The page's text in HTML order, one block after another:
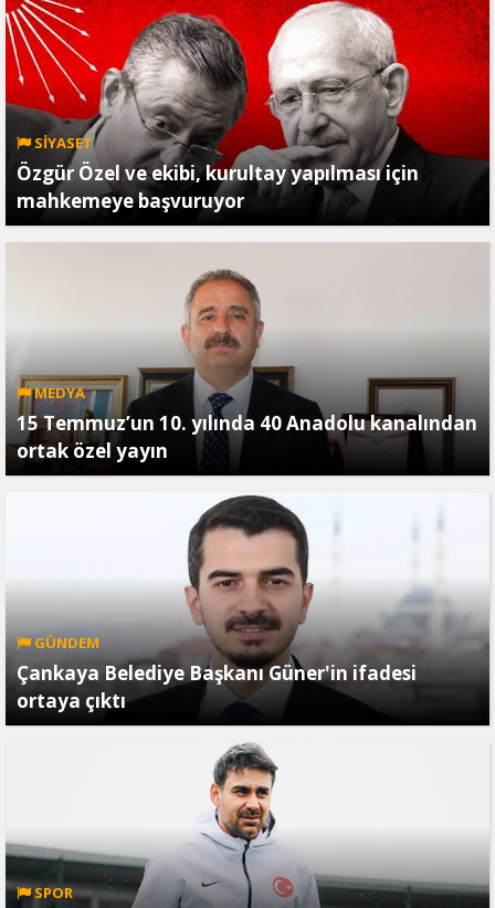
SİYASET
Özgür Özel ve ekibi, kurultay yapılması için
mahkemeye başvuruyor
MEDYA
15 Temmuz’un 10. yılında 40 Anadolu kanalından
ortak özel yayın
GÜNDEM
Çankaya Belediye Başkanı Güner'in ifadesi
ortaya çıktı
SPOR